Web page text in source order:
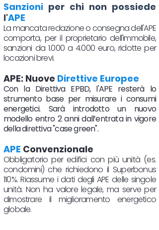
Sanzioni per chi non possiede
l'APE
La mancata redazione o consegna dell'APE
comporta, per il proprietario dell'immobile,
sanzioni da 1.000 a 4.000 euro, ridotte per
locazioni brevi.
APE: Nuove Direttive Europee
Con la Direttiva EPBD, l'APE resterà lo
strumento base per misurare i consumi
energetici. Sarà introdotto un nuovo
modello entro 2 anni dall’entrata in vigore
della direttiva "case green".
APE Convenzionale
Obbligatorio per edifici con più unità (es.
condomini) che richiedono il Superbonus
110%. Riassume i dati degli APE delle singole
unità. Non ha valore legale, ma serve per
dimostrare il miglioramento energetico
globale.